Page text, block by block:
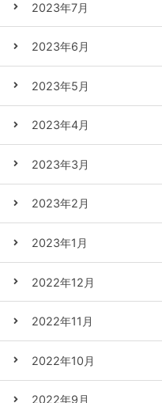
2023年7月
2023年6月
2023年5月
2023年4月
2023年3月
2023年2月
2023年1月
2022年12月
2022年11月
2022年10月
2022年9月